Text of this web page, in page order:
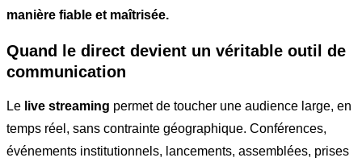
manière fiable et maîtrisée.
Quand le direct devient un véritable outil de
communication
Le live streaming permet de toucher une audience large, en
temps réel, sans contrainte géographique. Conférences,
événements institutionnels, lancements, assemblées, prises